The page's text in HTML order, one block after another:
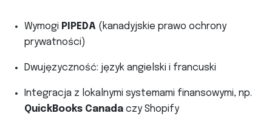
Wymogi PIPEDA (kanadyjskie prawo ochrony
prywatności)
Dwujęzyczność: język angielski i francuski
Integracja z lokalnymi systemami finansowymi, np.
QuickBooks Canada czy Shopify